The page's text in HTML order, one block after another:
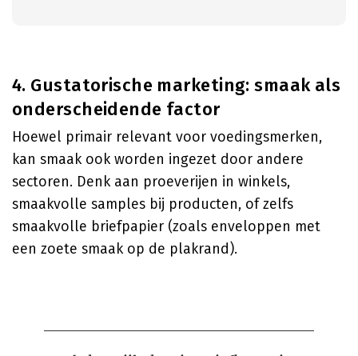
4. Gustatorische marketing: smaak als
onderscheidende factor
Hoewel primair relevant voor voedingsmerken,
kan smaak ook worden ingezet door andere
sectoren. Denk aan proeverijen in winkels,
smaakvolle samples bij producten, of zelfs
smaakvolle briefpapier (zoals enveloppen met
een zoete smaak op de plakrand).